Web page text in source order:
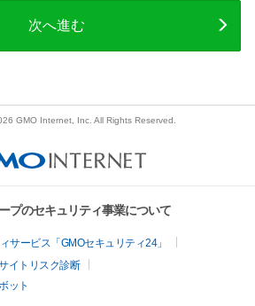
次へ進む
GMO Internet, Inc. All Rights Reserved.
プのセキュリティ事業について
サービス「GMOセキュリティ24」
イトリスク診断
ット